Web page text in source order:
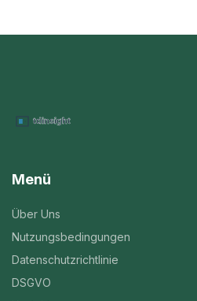
Menü
Über Uns
Nutzungsbedingungen
Datenschutzrichtlinie
DSGVO